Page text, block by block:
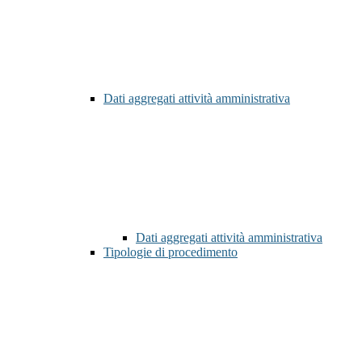
Dati aggregati attività amministrativa
Dati aggregati attività amministrativa
Tipologie di procedimento